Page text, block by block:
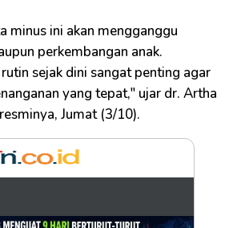
minus ini akan mengganggu
perkembangan anak.
sejak dini sangat penting agar
yang tepat," ujar dr. Artha
Jumat (3/10).